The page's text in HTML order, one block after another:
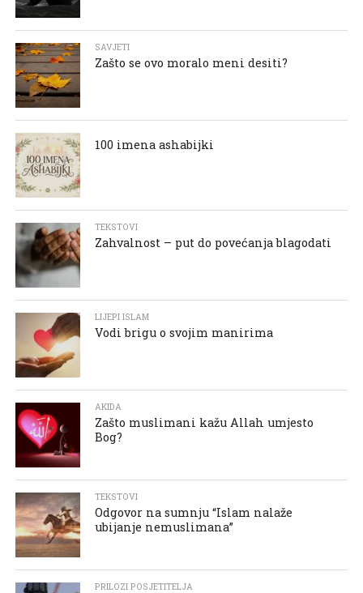
SAVJETI
Zašto se ovo moralo meni desiti?
100 imena ashabijki
TEKSTOVI
Zahvalnost – put do povećanja blagodati
LIJEPI ISLAM
Vodi brigu o svojim manirima
AKIDA
Zašto muslimani kažu Allah umjesto
Bog?
TEKSTOVI
Odgovor na sumnju “Islam nalaže
ubijanje nemuslimana”
PRILOZI POSJETITELJA